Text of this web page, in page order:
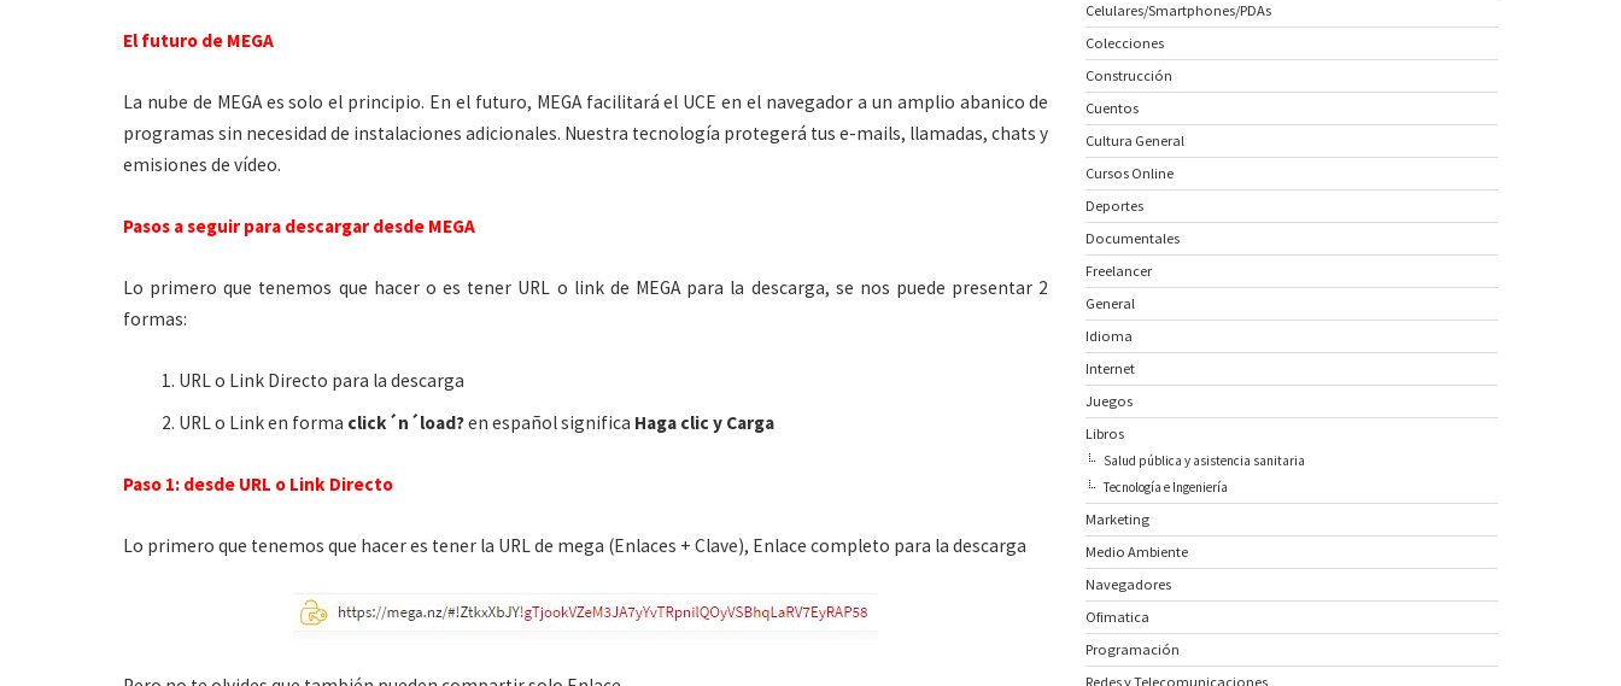
El futuro de MEGA
La nube de MEGA es solo el principio. En el futuro, MEGA facilitará el UCE en el navegador a un amplio abanico de
programas sin necesidad de instalaciones adicionales. Nuestra tecnología protegerá tus e-mails, llamadas, chats y
emisiones de vídeo.
Pasos a seguir para descargar desde MEGA
Lo primero que tenemos que hacer o es tener URL o link de MEGA para la descarga, se nos puede presentar 2
formas:
URL o Link Directo para la descarga
URL o Link en forma click´n´load?en español significa Haga clic y Carga
Paso 1: desde URL o Link Directo
Lo primero que tenemos que hacer es tener la URL de mega (Enlaces + Clave), Enlace completo para la descarga
Celulares/Smartphones/PDAs
Colecciones
Construcción
Cuentos
Cultura General
Cursos Online
Deportes
Documentales
Freelancer
General
Idioma
Internet
Juegos
Libros
Salud pública y asistencia sanitaria
Tecnología e Ingeniería
Marketing
Medio Ambiente
Navegadores
Ofimatica
Programación
Redes y Telecomunicaciones